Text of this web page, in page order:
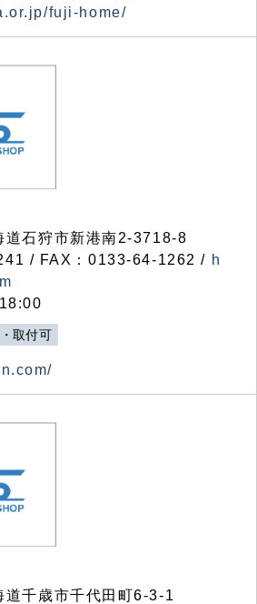
fuji-home/
石狩市新港南2-3718-8
/ FAX：0133-64-1262 / h
取付可
千歳市千代田町6-3-1